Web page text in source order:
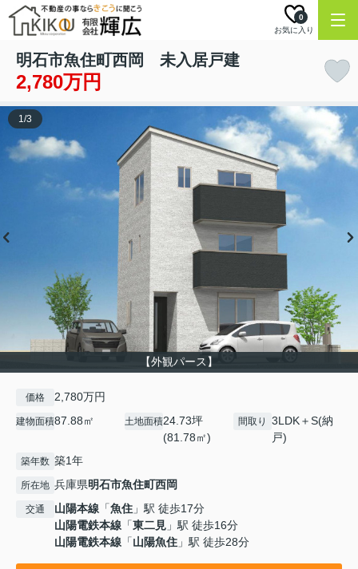
お気に入り
0
明石市魚住町西岡 未入居戸建
2,780万円
【外観パース】
1/3
価格 2,780万円
建物面積87.88㎡ 土地面積24.73坪
(81.78㎡)
間取り
3LDK＋S(納
戸)
築年数 築1年
所在地 兵庫県明石市魚住町西岡
交通 山陽本線 「魚住 」駅 徒歩17分
山陽電鉄本線 「東二見 」駅 徒歩16分
山陽電鉄本線 「山陽魚住 」駅 徒歩28分